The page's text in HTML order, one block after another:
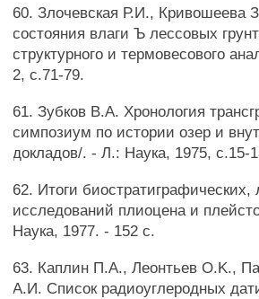
60. Злочевская Р.И., Кривошеева
состояния влаги Ъ лессовых
структурного и термовесового
2, с.71-79.
61. Зубков В.А. Хронология
симпозиум по истории озер и
докладов/. - Л.: Наука, 1975, с.15-
62. Итоги
исследований плиоцена и
Наука, 1977. - 152 с.
63. Каплин П.А., Леонтьев O.K.,
А.И. Список радиоуглеродных